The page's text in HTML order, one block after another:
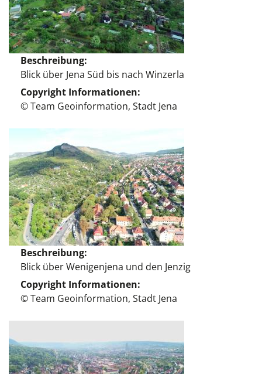
Beschreibung
Blick über Jena Süd bis nach Winzerla
Copyright Informationen
© Team Geoinformation, Stadt Jena
Beschreibung
Blick über Wenigenjena und den Jenzig
Copyright Informationen
© Team Geoinformation, Stadt Jena